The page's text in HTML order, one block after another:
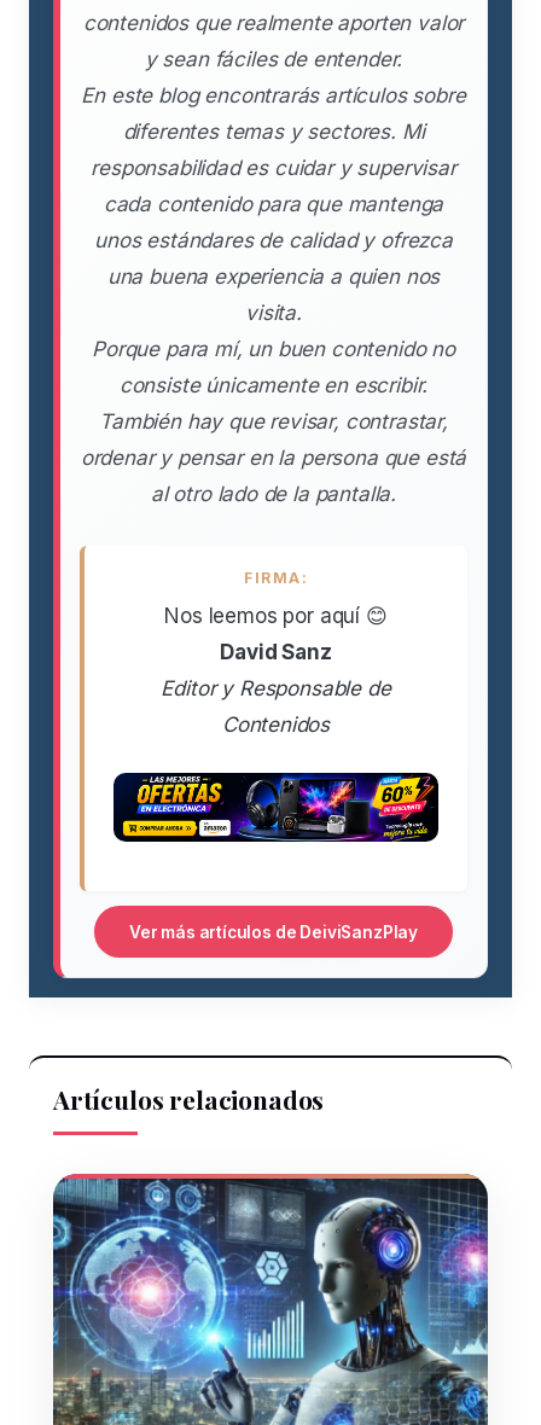
contenidos que realmente aporten valor
y sean fáciles de entender.
En este blog encontrarás artículos sobre
diferentes temas y sectores. Mi
responsabilidad es cuidar y supervisar
cada contenido para que mantenga
unos estándares de calidad y ofrezca
una buena experiencia a quien nos
visita.
Porque para mí, un buen contenido no
consiste únicamente en escribir.
También hay que revisar, contrastar,
ordenar y pensar en la persona que está
al otro lado de la pantalla.
FIRMA:
Nos leemos por aquí 😊
David Sanz
Editor y Responsable de
Contenidos
Ver más artículos de DeiviSanzPlay
Artículos relacionados